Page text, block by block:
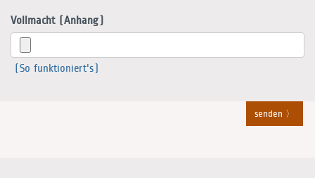
Vollmacht (Anhang)
(So funktioniert's)
senden